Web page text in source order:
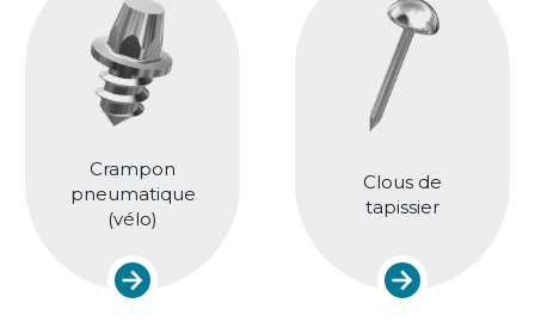
Crampon
pneumatique
(vélo)
Clous de
tapissier